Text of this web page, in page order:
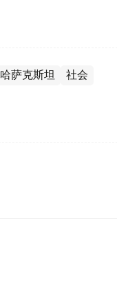
哈萨克斯坦 社会